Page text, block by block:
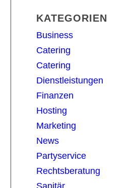
KATEGORIEN
Business
Catering
Catering
Dienstleistungen
Finanzen
Hosting
Marketing
News
Partyservice
Rechtsberatung
Sanitär